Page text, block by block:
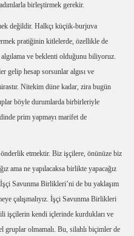
birleştirmek gerekir.
değildir. Halkçı küçük-burjuva
pratiğinin kitlelerde, özellikle de
ve beklenti olduğunu biliyoruz.
gelip hesap sorsunlar algısı ve
Nitekim düne kadar, zira bugün
böyle durumlarda birbirleriyle
prim yapmayı marifet de
etmektir. Biz işçilere, önünüze biz
ama ne yapılacaksa birlikte yapacağız
Savunma Birlikleri’ni de bu yaklaşım
çalışmalıyız. İşçi Savunma Birlikleri
işçilerin kendi içlerinde kurdukları ve
gruplar olmamalı. Bu, silahlı biçimler de